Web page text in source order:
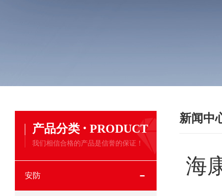
产品分类 · PRODUCT
我们相信合格的产品是信誉的保证！
安防
新闻中
海